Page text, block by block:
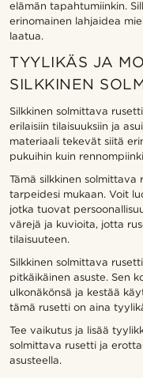
elämän tapahtumiinkin.
erinomainen lahjaidea
laatua.
TYYLIKÄS JA
SILKKINEN
Silkkinen solmittava
erilaisiin tilaisuuksiin ja
materiaali tekevät siitä
pukuihin kuin
Tämä silkkinen
tarpeidesi mukaan. Voit
jotka tuovat
värejä ja kuvioita, jotta
tilaisuuteen.
Silkkinen solmittava
pitkäikäinen asuste. Sen
ulkonäkönsä ja kestää
tämä rusetti on aina
Tee vaikutus ja lisää
solmittava rusetti ja
asusteella.